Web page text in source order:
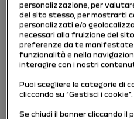
Scarica
personalizzazione, per
del sito stesso, per mostrarti
personalizzati e/o
necessari alla fruizione del
preferenze da te manifestate
funzionalità e nella
interagire con i nostri
Puoi scegliere le categorie di
cliccando su “Gestisci i cookie”.
Se chiudi il banner cliccando il